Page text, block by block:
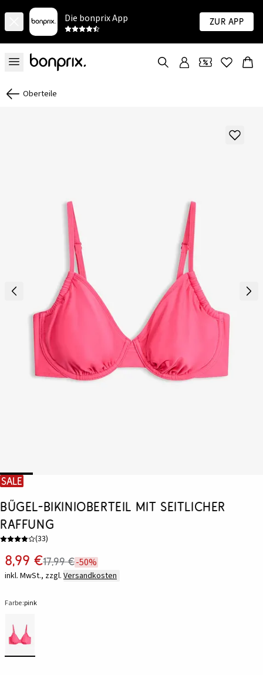
Die bonprix App Zur App
Oberteile
SALE
Bügel-Bikinioberteil mit seitlicher
Raffung
(33)
8,99 €17,99 €-50%
inkl. MwSt., zzgl. Versandkosten
Farbe:pink